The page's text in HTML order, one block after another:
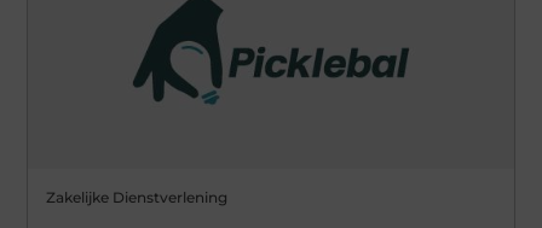
Zakelijke Dienstverlening